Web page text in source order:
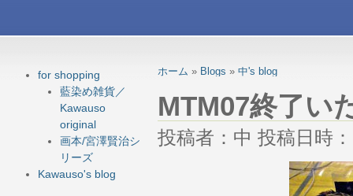
for shopping
藍染め雑貨／
Kawauso
original
画本/宮澤賢治シ
リーズ
Kawauso's blog
ホーム » Blogs » 中's blog
MTM07終了い
投稿者：中 投稿日時